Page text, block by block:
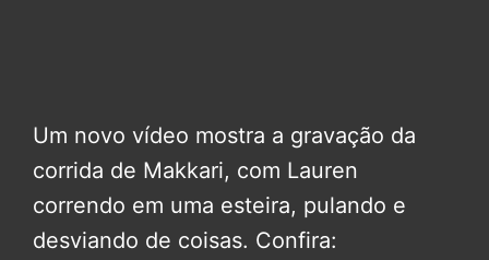
Um novo vídeo mostra a gravação da
corrida de Makkari, com Lauren
correndo em uma esteira, pulando e
desviando de coisas. Confira: